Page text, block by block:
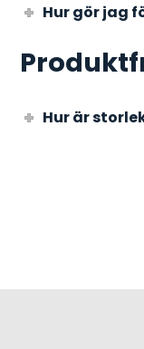
Hur gör jag
Hur är